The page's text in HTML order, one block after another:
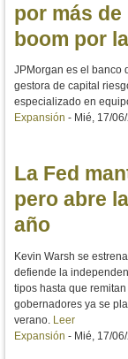
por más
boom por
JPMorgan es el banco
gestora de capital
especializado en
Expansión - Mié, 17/
La Fed
pero abre
año
Kevin Warsh se
defiende la
tipos hasta que
gobernadores ya se
verano. Leer
Expansión - Mié, 17/